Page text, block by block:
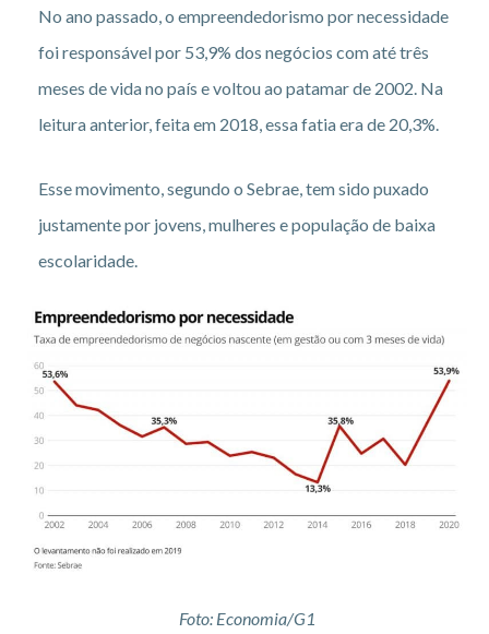
No ano passado, o empreendedorismo por necessidade
foi responsável por 53,9% dos negócios com até três
meses de vida no país e voltou ao patamar de 2002. Na
leitura anterior, feita em 2018, essa fatia era de 20,3%.
Esse movimento, segundo o Sebrae, tem sido puxado
justamente por jovens, mulheres e população de baixa
escolaridade.
Foto: Economia/G1